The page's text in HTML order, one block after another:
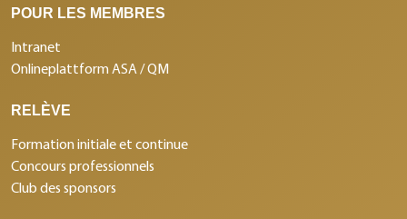
POUR LES MEMBRES
Intranet
Onlineplattform ASA / QM
RELÈVE
Formation initiale et continue
Concours professionnels
Club des sponsors